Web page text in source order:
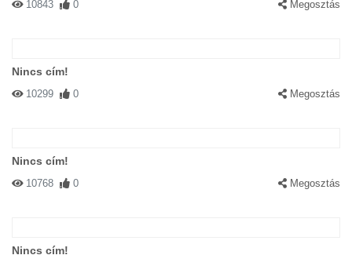
10843 0 Megosztás
Nincs cím!
10299 0 Megosztás
Nincs cím!
10768 0 Megosztás
Nincs cím!